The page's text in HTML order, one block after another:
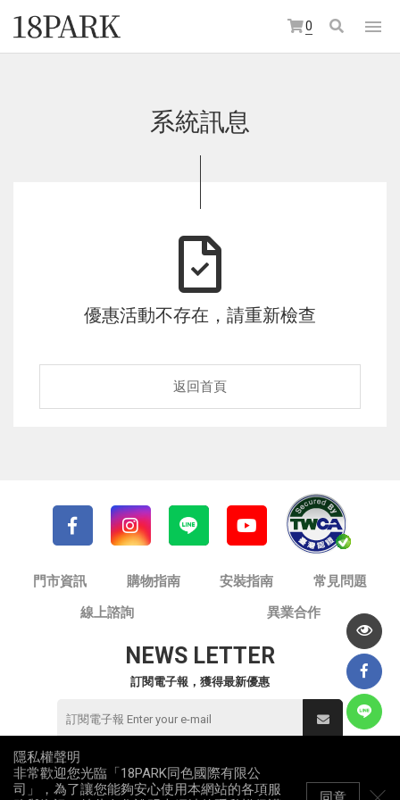
0
系統訊息
優惠活動不存在，請重新檢查
返回首頁
門市資訊 購物指南 安裝指南
常見問題
線上諮詢
異業合作
NEWS LETTER
訂閱電子報，獲得最新優惠
© 同色國際有限公司 / 18PARK流行燈飾傢飾
統一編號：82953912
隱私權聲明
非常歡迎您光臨「18PARK同色國際有限公
司」，為了讓您能夠安心使用本網站的各項服